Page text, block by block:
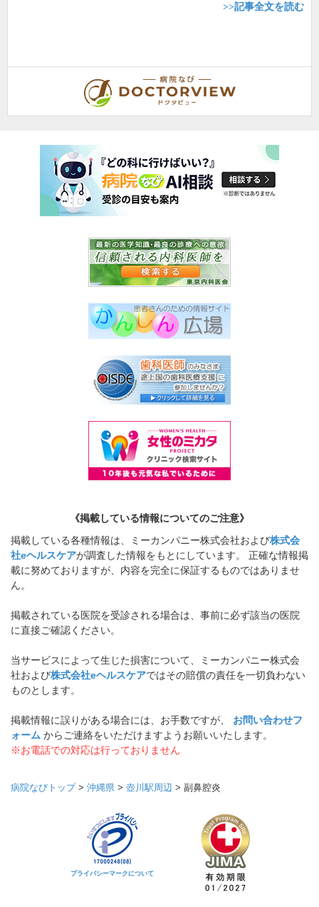
>>記事全文を読む
《掲載している情報についてのご注意》
掲載している各種情報は、ミーカンパニー株式会社および株式会
社eヘルスケアが調査した情報をもとにしています。 正確な情報掲
載に努めておりますが、内容を完全に保証するものではありませ
ん。
掲載されている医院を受診される場合は、事前に必ず該当の医院
に直接ご確認ください。
当サービスによって生じた損害について、ミーカンパニー株式会
社および株式会社eヘルスケアではその賠償の責任を一切負わない
ものとします。
掲載情報に誤りがある場合には、お手数ですが、 お問い合わせフ
ォーム からご連絡をいただけますようお願いいたします。
※お電話での対応は行っておりません
病院なびトップ> 沖縄県 > 壺川駅周辺 > 副鼻腔炎
プライバシーマークについて